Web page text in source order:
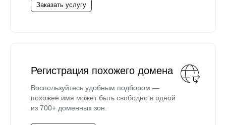
Заказать услугу
Регистрация похожего домена
Воспользуйтесь удобным подбором —
похожее имя может быть свободно в одной
из 700+ доменных зон.